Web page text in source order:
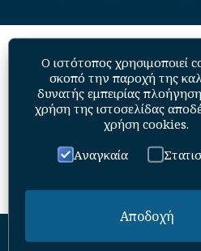
Academy of
Ο ιστότοπος χρησιμοποιεί
σκοπό την παροχή της
δυνατής εμπειρίας
χρήση της ιστοσελίδας
χρήση cookies.
Αναγκαία
Αποδοχή